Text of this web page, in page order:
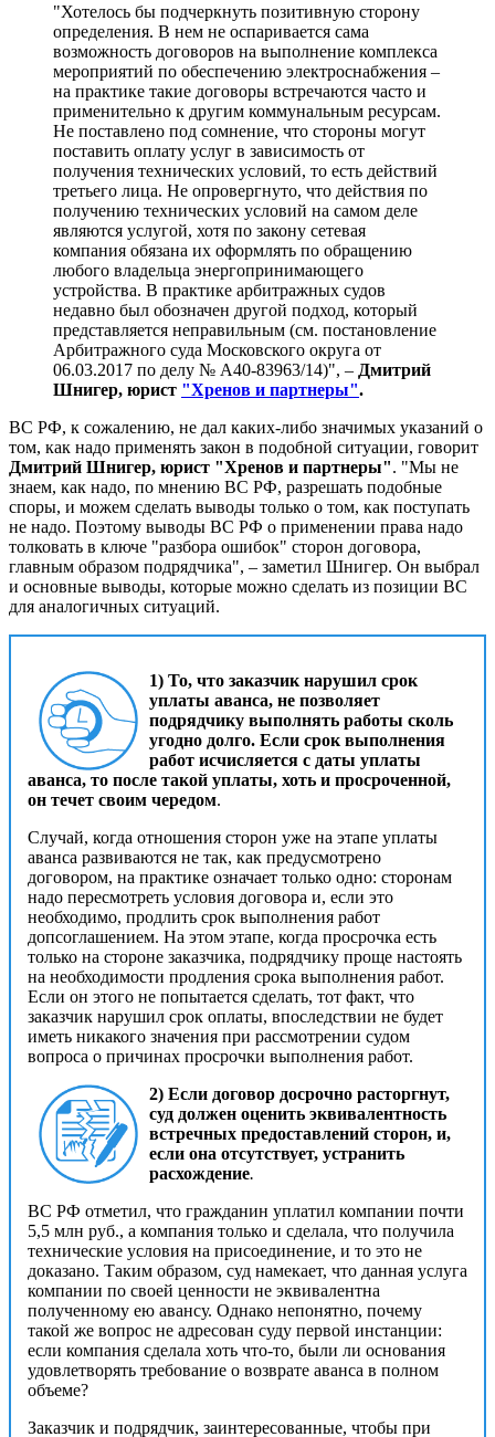
"Хотелось бы подчеркнуть позитивную сторону
определения. В нем не оспаривается сама
возможность договоров на выполнение комплекса
мероприятий по обеспечению электроснабжения –
на практике такие договоры встречаются часто и
применительно к другим коммунальным ресурсам.
Не поставлено под сомнение, что стороны могут
поставить оплату услуг в зависимость от
получения технических условий, то есть действий
третьего лица. Не опровергнуто, что действия по
получению технических условий на самом деле
являются услугой, хотя по закону сетевая
компания обязана их оформлять по обращению
любого владельца энергопринимающего
устройства. В практике арбитражных судов
недавно был обозначен другой подход, который
представляется неправильным (см. постановление
Арбитражного суда Московского округа от
06.03.2017 по делу № А40-83963/14)", – Дмитрий
Шнигер, юрист "Хренов и партнеры".
ВС РФ, к сожалению, не дал каких-либо значимых указаний о
том, как надо применять закон в подобной ситуации, говорит
Дмитрий Шнигер, юрист "Хренов и партнеры". "Мы не
знаем, как надо, по мнению ВС РФ, разрешать подобные
споры, и можем сделать выводы только о том, как поступать
не надо. Поэтому выводы ВС РФ о применении права надо
толковать в ключе "разбора ошибок" сторон договора,
главным образом подрядчика", – заметил Шнигер. Он выбрал
и основные выводы, которые можно сделать из позиции ВС
для аналогичных ситуаций.
1) То, что заказчик нарушил срок
уплаты аванса, не позволяет
подрядчику выполнять работы сколь
угодно долго. Если срок выполнения
работ исчисляется с даты уплаты
аванса, то после такой уплаты, хоть и просроченной,
он течет своим чередом.
Случай, когда отношения сторон уже на этапе уплаты
аванса развиваются не так, как предусмотрено
договором, на практике означает только одно: сторонам
надо пересмотреть условия договора и, если это
необходимо, продлить срок выполнения работ
допсоглашением. На этом этапе, когда просрочка есть
только на стороне заказчика, подрядчику проще настоять
на необходимости продления срока выполнения работ.
Если он этого не попытается сделать, тот факт, что
заказчик нарушил срок оплаты, впоследствии не будет
иметь никакого значения при рассмотрении судом
вопроса о причинах просрочки выполнения работ.
2) Если договор досрочно расторгнут,
суд должен оценить эквивалентность
встречных предоставлений сторон, и,
если она отсутствует, устранить
расхождение.
ВС РФ отметил, что гражданин уплатил компании почти
5,5 млн руб., а компания только и сделала, что получила
технические условия на присоединение, и то это не
доказано. Таким образом, cуд намекает, что данная услуга
компании по своей ценности не эквивалентна
полученному ею авансу. Однако непонятно, почему
такой же вопрос не адресован суду первой инстанции:
если компания сделала хоть что-то, были ли основания
удовлетворять требование о возврате аванса в полном
объеме?
Заказчик и подрядчик, заинтересованные, чтобы при